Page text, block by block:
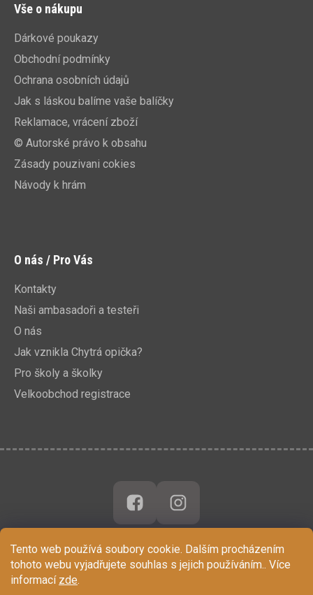
Tento web používá soubory cookie. Dalším procházením
tohoto webu vyjadřujete souhlas s jejich používáním.. Více
informací zde.
Vše o nákupu
Dárkové poukazy
Obchodní podmínky
Ochrana osobních údajů
Jak s láskou balíme vaše balíčky
Reklamace, vrácení zboží
© Autorské právo k obsahu
Zásady pouzivani cokies
Návody k hrám
O nás / Pro Vás
Kontakty
Naši ambasadoři a testeři
O nás
Jak vznikla Chytrá opička?
Pro školy a školky
Velkoobchod registrace